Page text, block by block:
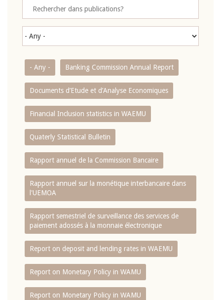
- Any - Banking Commission Annual Report
Documents d’Etude et d’Analyse Economiques
Financial Inclusion statistics in WAEMU
Quaterly Statistical Bulletin
Rapport annuel de la Commission Bancaire
Rapport annuel sur la monétique interbancaire dans
l'UEMOA
Rapport semestriel de surveillance des services de
paiement adossés à la monnaie électronique
Report on deposit and lending rates in WAEMU
Report on Monetary Policy in WAMU
Report on Monetary Policy in WAMU